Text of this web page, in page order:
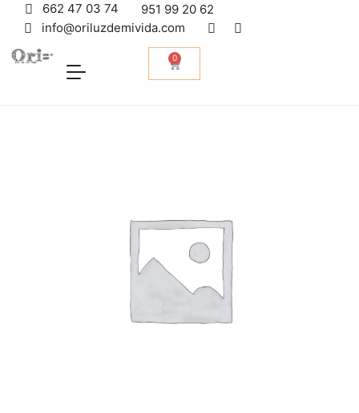
662 47 03 74
951 99 20 62
info@oriluzdemivida.com
0